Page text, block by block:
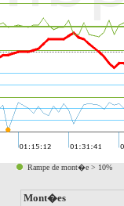
Rampe de mont�e > 10%
Mont�es